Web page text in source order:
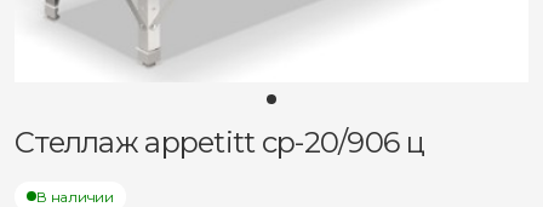
Стеллаж appetitt ср-20/906 ц
В наличии